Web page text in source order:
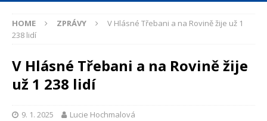
HOME ZPRÁVY
V Hlásné Třebani a na Rovině žije už 1
238 lidí
V Hlásné Třebani a na Rovině žije
už 1 238 lidí
9. 1. 2025 Lucie Hochmalová